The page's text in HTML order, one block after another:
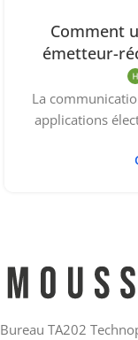
Comment
émetteur-
La
applications
Bureau TA202